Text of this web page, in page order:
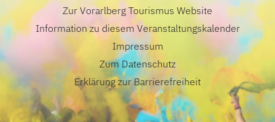
Zur Vorarlberg Tourismus Website
Information zu diesem Veranstaltungskalender
Impressum
Zum Datenschutz
Erklärung zur Barrierefreiheit